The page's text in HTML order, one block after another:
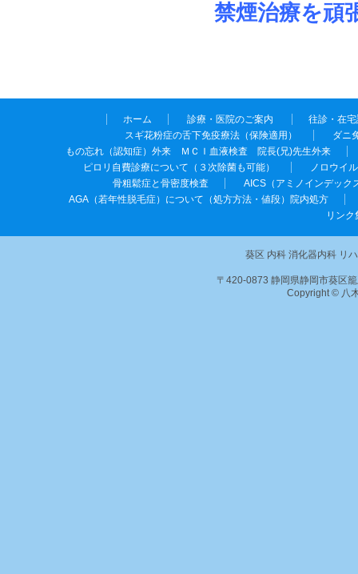
禁煙治療を頑
ホーム 診療・医院のご案内
往診・在
スギ花粉症の舌下免疫療法（保険適用）
ダニ
もの忘れ（認知症）外来 ＭＣＩ血液検査 院長(兄)先生外来
ピロリ自費診療について（３次除菌も可能）
ノロウイ
骨粗鬆症と骨密度検査
AICS（アミノインデック
AGA（若年性脱毛症）について（処方方法・値段）院内処方
リン
葵区 内科 消化器内科 リ
〒420-0873 静岡県静岡市葵区
Copyright © 八